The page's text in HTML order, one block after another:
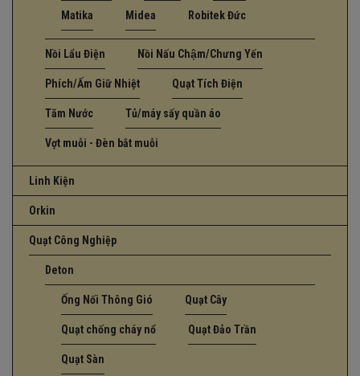
Matika Midea Robitek Đức
Nồi Lẩu Điện Nồi Nấu Chậm/Chưng Yến
Phích/Ấm Giữ Nhiệt Quạt Tích Điện
Tăm Nước Tủ/máy sấy quần áo
Vợt muỗi - Đèn bắt muỗi
Linh Kiện
Orkin
Quạt Công Nghiệp
Deton
Ống Nối Thông Gió Quạt Cây
Quạt chống cháy nổ Quạt Đảo Trần
Quạt Sàn